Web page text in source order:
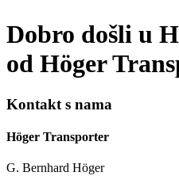
Dobro došli u
od Höger
Kontakt s nama
Höger Transporter
G. Bernhard Höger